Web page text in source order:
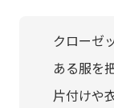
クローゼ
ある服を
片付けや